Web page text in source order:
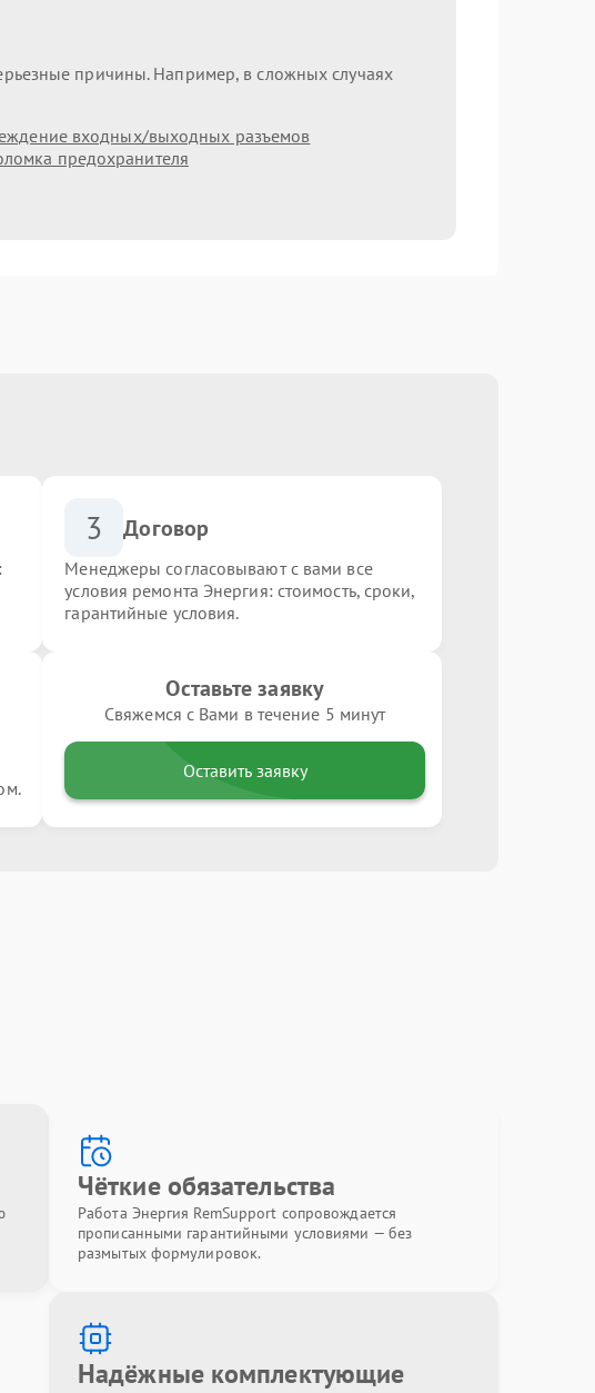
причины. Например, в сложных случаях
входных/выходных разъемов
предохранителя
3 Договор
Менеджеры согласовывают с вами все
условия ремонта Энергия: стоимость, сроки,
гарантийные условия.
Оставьте заявку
Свяжемся с Вами в течение 5 минут
Оставить заявку
Чёткие обязательства
Работа Энергия RemSupport сопровождается
прописанными гарантийными условиями — без
размытых формулировок.
Надёжные комплектующие